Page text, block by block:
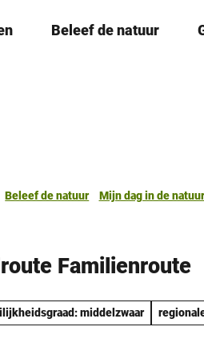
Beleef de natuur
Beleef de natuur
Mijn dag in de natuur
Familienroute
middelzwaar